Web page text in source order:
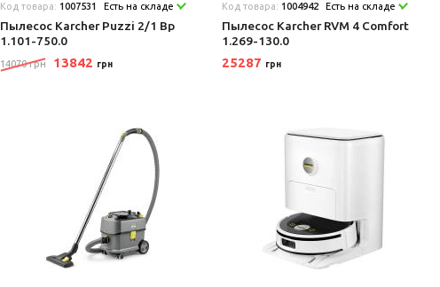
Код товара: 1007531 Есть на складе
Пылесос Karcher Puzzi 2/1 Bp
1.101-750.0
14070 грн 13842 грн
Код товара: 1004942 Есть на складе
Пылесос Karcher RVM 4 Comfort
1.269-130.0
25287 грн